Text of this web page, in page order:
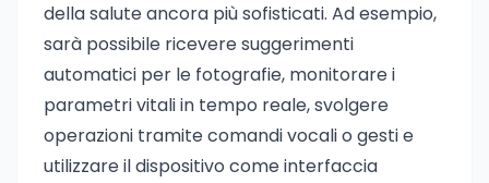
della salute ancora più sofisticati. Ad esempio,
sarà possibile ricevere suggerimenti
automatici per le fotografie, monitorare i
parametri vitali in tempo reale, svolgere
operazioni tramite comandi vocali o gesti e
utilizzare il dispositivo come interfaccia